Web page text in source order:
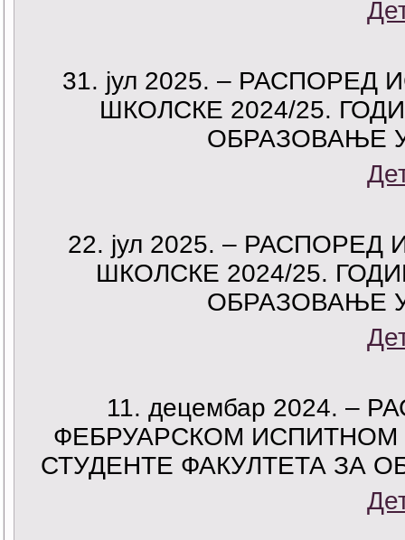
31. јул 2025. –
ШКОЛСКЕ 2024/25.
ОБРАЗОВАЊЕ
22. јул 2025. –
ШКОЛСКЕ 2024/25.
ОБРАЗОВАЊЕ
11. децембар 2024. –
ФЕБРУАРСКОМ ИСПИТНОМ
СТУДЕНТЕ ФАКУЛТЕТА ЗА